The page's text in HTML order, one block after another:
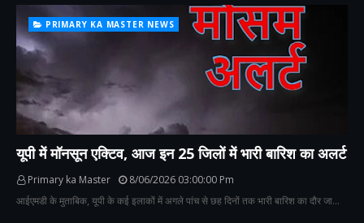
PRIMARY KA MASTER NEWS
यूपी में मॉनसून एक्टिव, आज इन 25 जिलों में भारी बारिश का अलर्ट
Primary ka Master
8/06/2026 03:00:00 Pm
आईएमडी के मुताबिक, यूपी के कई इलाकों में अगले पांच से छह दिनों तक भारी बारिश का दौर जा…